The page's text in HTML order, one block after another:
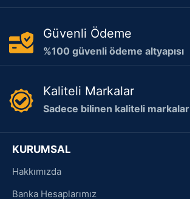
Güvenli Ödeme
%100 güvenli ödeme altyapısı
Kaliteli Markalar
Sadece bilinen kaliteli markalar
KURUMSAL
Hakkımızda
Banka Hesaplarımız